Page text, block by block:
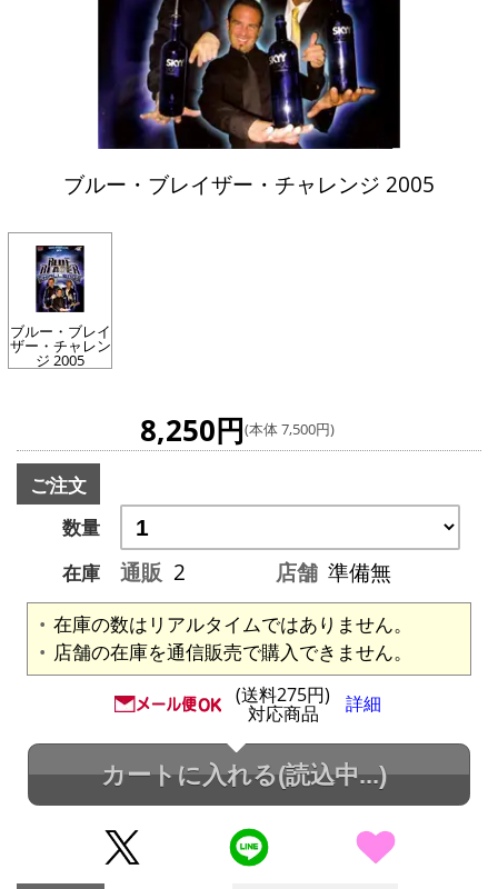
ブルー・ブレイザー・チャレンジ 2005
ブルー・ブレイ
ザー・チャレン
ジ 2005
8,250円(本体 7,500円)
ご注文
数量
在庫
通販 2 店舗 準備無
在庫の数はリアルタイムではありません。
店舗の在庫を通信販売で購入できません。
(送料275円)
対応商品 詳細
カートに入れる(読込中...)